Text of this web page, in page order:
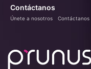
Contáctanos
Únete a nosotros Contáctanos